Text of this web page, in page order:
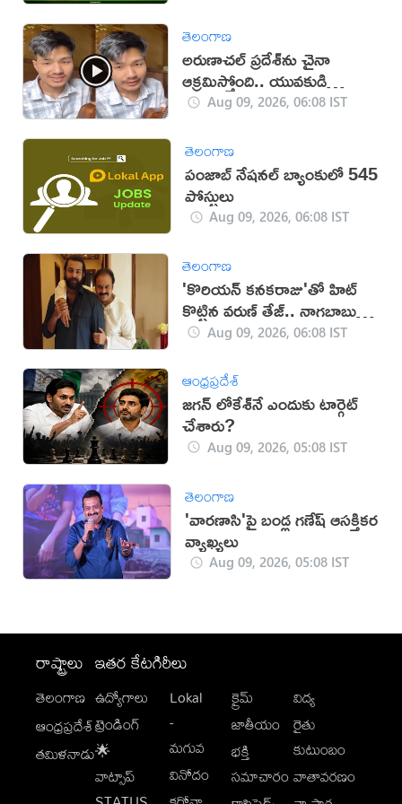
తెలంగాణ
అరుణాచల్‌ ప్రదేశ్‌ను చైనా
ఆక్రమిస్తోంది.. యువకుడి
వీడియో వైరల్
Aug 09, 2026, 06:08 IST
తెలంగాణ
పంజాబ్ నేషనల్ బ్యాంకులో 545
పోస్టులు
Aug 09, 2026, 06:08 IST
తెలంగాణ
'కొరియన్ కనకరాజు'తో హిట్
కొట్టిన వరుణ్ తేజ్.. నాగబాబు
ఎమోషనల్ పోస్ట్
Aug 09, 2026, 06:08 IST
ఆంధ్రప్రదేశ్
జగన్ లోకేశ్‌నే ఎందుకు టార్గెట్
చేశారు?
Aug 09, 2026, 05:08 IST
తెలంగాణ
'వారణాసి'పై బండ్ల గణేష్ ఆసక్తికర
వ్యాఖ్యలు
Aug 09, 2026, 05:08 IST
రాష్ట్రాలు
తెలంగాణ
ఆంధ్రప్రదేశ్
తమిళనాడు
ఇతర కేటగిరీలు
ఉద్యోగాలు
ట్రెండింగ్
🌟
వాట్సాప్
Lokal
-
మగువ
వినోదం
క్రైమ్
జాతీయం
భక్తి
సమాచారం
విద్య
రైతు
కుటుంబం
వాతావరణం